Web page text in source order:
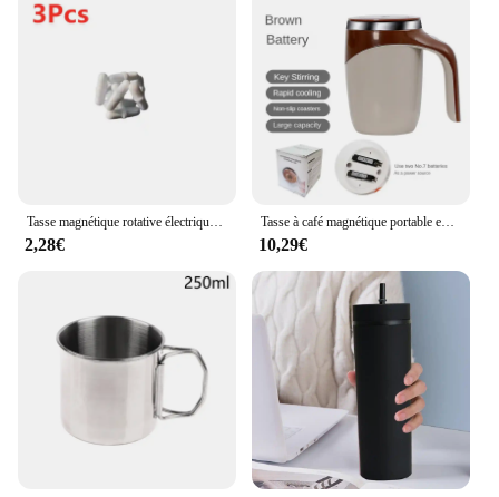
Tasse magnétique rotative électrique en acier inoxydable, tasse à café portable aste, arrête automatique, outils à boire à la maison
2,28€
Tasse à café magnétique portable en acier inoxydable, tasse à eau intelligente, agitateur automatique, centre commercial, paresseux, Assad
10,29€